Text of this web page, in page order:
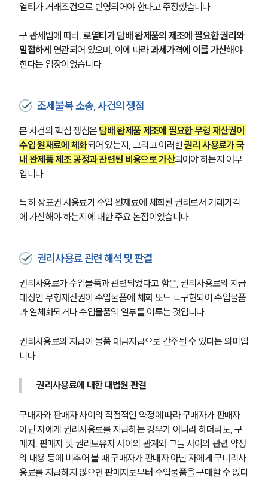
열티가 거래조건으로 반영되어야 한다고 주장했습니다.
구 관세법에 따라, 로열티가 담배 완제품의 제조에 필요한 권리와
밀접하게 연관되어 있으며, 이에 따라 과세가격에 이를 가산해야
한다는 입장이었습니다.
조세불복 소송, 사건의 쟁점
본 사건의 핵심 쟁점은 담배 완제품 제조에 필요한 무형 재산권이
수입 원재료에 체화되어 있는지, 그리고 이러한 권리 사용료가 국
내 완제품 제조 공정과 관련된 비용으로 가산되어야 하는지 여부
입니다.
특히 상표권 사용료가 수입 원재료에 체화된 권리로서 거래가격
에 가산해야 하는지에 대한 주요 논점이었습니다.
권리사용료 관련 해석 및 판결
권리사용료가 수입물품과 관련되었다고 함은, 권리사용료의 지급
대상인 무형재산권이 수입물품에 체화 또느 ㄴ구현되어 수입물품
과 일체화되거나 수입물품의 일부를 이루는 것입니다.
권리사용료의 지급이 물품 대금지급으로 간주될 수 있다는 의미입
니다.
권리사용료에 대한 대법원 판결
구매자와 판매자 사이의 직접적인 약정에 따라 구매자가 판매자
아닌 자에게 권리사용료를 지급하는 경우가 아니라 하더라도, 구
매자, 판매자 및 권리보유자 사이의 관계와 그들 사이의 관련 약정
의 내용 등에 비추어 볼 때 구매자가 판매자 아닌 자에게 구너리사
용료를 지급하지 않으면 판매자로부터 수입물품을 구매할 수 없다